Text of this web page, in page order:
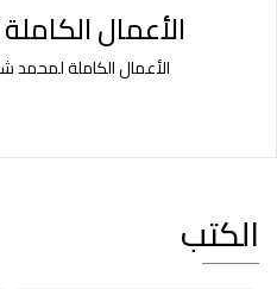
الأعمال
الأعمال الكاملة
الكتب